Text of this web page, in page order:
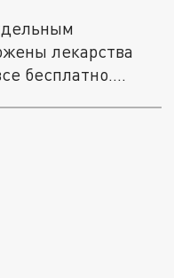
лекарства
бесплатно....